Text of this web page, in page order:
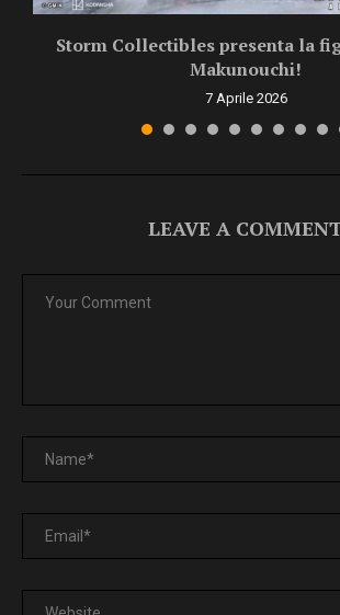
Storm Collectibles presenta la
Makunouchi!
7 Aprile 2026
LEAVE A